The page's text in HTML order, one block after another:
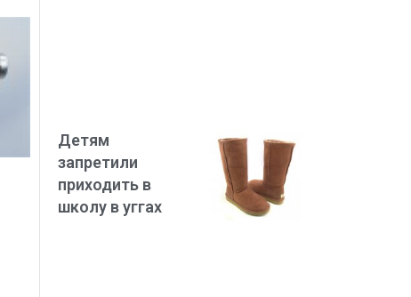
Детям
запретили
приходить в
школу в уггах